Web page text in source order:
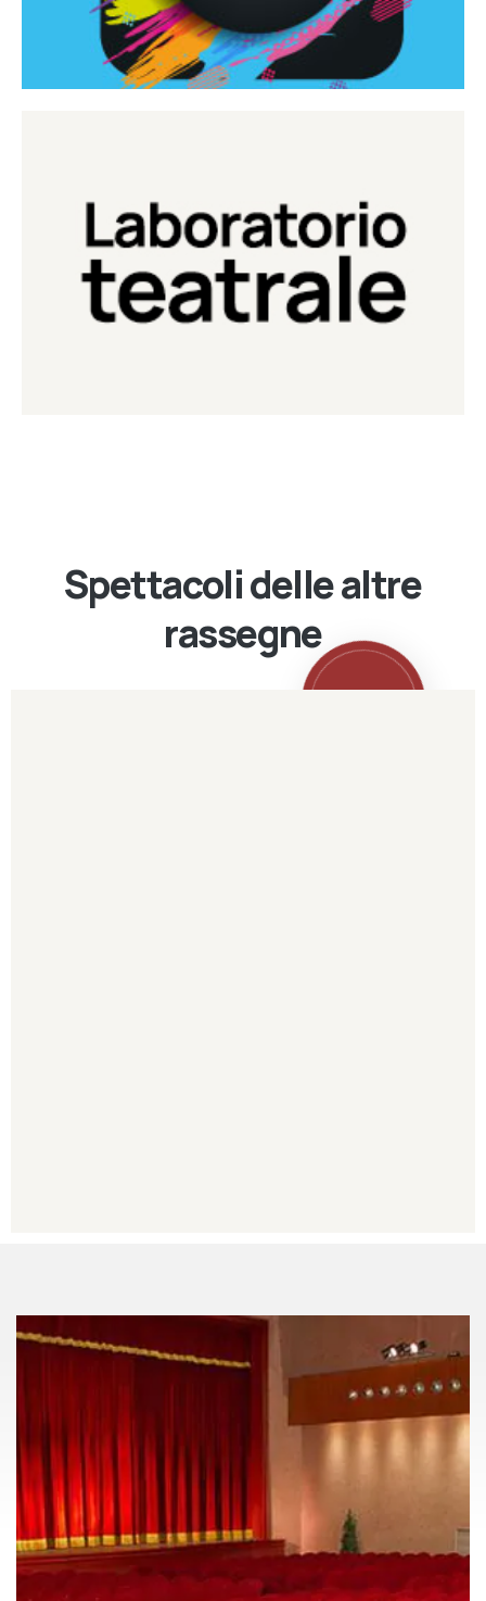
Laboratorio Teatrale
Laboratorio di teatro del Teatro Eduardo de Filippo
Continua
Spettacoli delle altre
rassegne